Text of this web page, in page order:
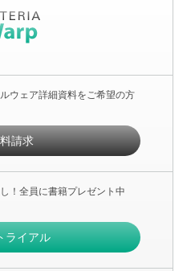
ウェア詳細資料をご希望の方
請求
！全員に書籍プレゼント中
ライアル